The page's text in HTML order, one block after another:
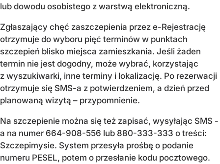
lub dowodu osobistego z warstwą elektroniczną.
Zgłaszający chęć zaszczepienia przez e-Rejestrację
otrzymuje do wyboru pięć terminów w punktach
szczepień blisko miejsca zamieszkania. Jeśli żaden
termin nie jest dogodny, może wybrać, korzystając
z wyszukiwarki, inne terminy i lokalizację. Po rezerwacji
otrzymuje się SMS-a z potwierdzeniem, a dzień przed
planowaną wizytą – przypomnienie.
Na szczepienie można się też zapisać, wysyłając SMS -
a na numer 664-908-556 lub 880-333-333 o treści:
Szczepimysie. System przesyła prośbę o podanie
numeru PESEL, potem o przesłanie kodu pocztowego.